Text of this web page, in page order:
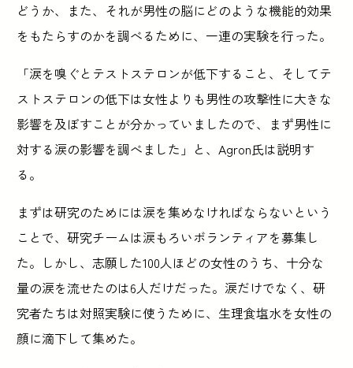
どうか、また、それが男性の脳にどのような機能的効果
をもたらすのかを調べるために、一連の実験を行った。
「涙を嗅ぐとテストステロンが低下すること、そしてテ
ストステロンの低下は女性よりも男性の攻撃性に大きな
影響を及ぼすことが分かっていましたので、まず男性に
対する涙の影響を調べました」と、Agron氏は説明す
る。
まずは研究のためには涙を集めなければならないという
ことで、研究チームは涙もろいボランティアを募集し
た。しかし、志願した100人ほどの女性のうち、十分な
量の涙を流せたのは6人だけだった。涙だけでなく、研
究者たちは対照実験に使うために、生理食塩水を女性の
顔に滴下して集めた。